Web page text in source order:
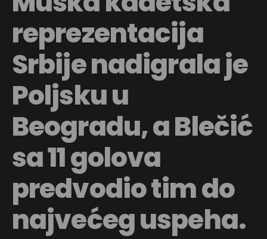
reprezentacija
Srbije nadigrala je
Poljsku u
Beogradu, a Blečić
sa 11 golova
predvodio tim do
najvećeg uspeha.